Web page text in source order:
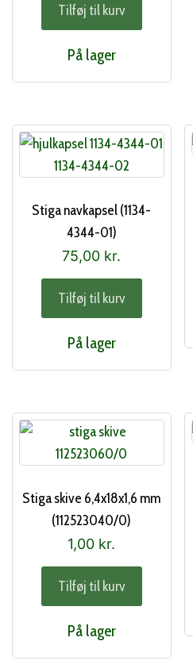
Tilføj til kurv
På lager
Stiga navkapsel (1134-
4344-01)
75,00 kr.
Tilføj til kurv
På lager
Stiga skive 6,4x18x1,6 mm
(112523040/0)
1,00 kr.
Tilføj til kurv
På lager